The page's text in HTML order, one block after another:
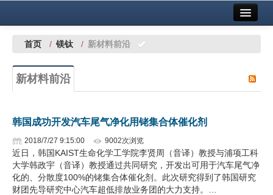
中国有色金属报社主办 广告服务
铜镍铅锌
稀有稀土
有色市场
科技
首页 / 镁钛 / 新材料前沿
新材料前沿
韩国成功开发汽车尾气净化用铑集合体催化剂
2018/7/27 9:15:00 9002次浏览
近日，韩国KAIST生命化学工学院李贤周（音译）教授与浦项工科
大学韩政宇（音译）教授通过共同研究，开发出可用于汽车尾气净
化的、分散度100%的铑集合体催化剂。此次研究得到了韩国研究
财团先导研究中心汽车超低排放业务团的大力支持。…